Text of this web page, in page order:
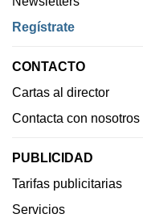
Regístrate
CONTACTO
Cartas al director
Contacta con nosotros
PUBLICIDAD
Tarifas publicitarias
Servicios